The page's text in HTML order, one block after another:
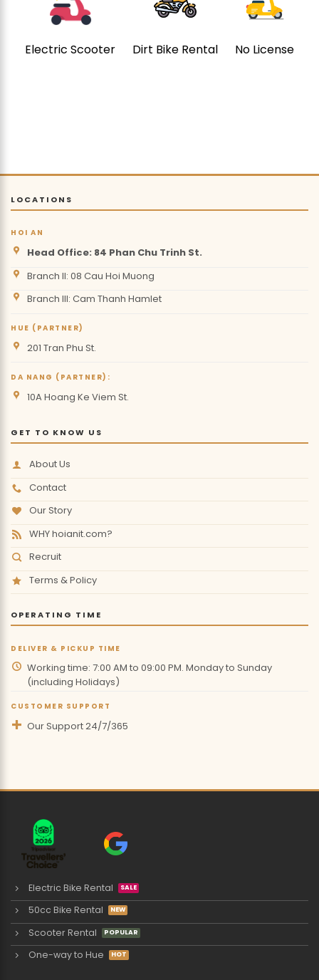
Electric Scooter Dirt Bike Rental No License
LOCATIONS
HOI AN
Head Office: 84 Phan Chu Trinh St.
Branch II: 08 Cau Hoi Muong
Branch III: Cam Thanh Hamlet
HUE (PARTNER)
201 Tran Phu St.
DA NANG (PARTNER):
10A Hoang Ke Viem St.
GET TO KNOW US
About Us
Contact
Our Story
WHY hoianit.com?
Recruit
Terms & Policy
OPERATING TIME
DELIVER & PICKUP TIME
Working time: 7:00 AM to 09:00 PM. Monday to Sunday
(including Holidays)
CUSTOMER SUPPORT
Our Support 24/7/365
Electric Bike Rental
50cc Bike Rental
Scooter Rental
One-way to Hue